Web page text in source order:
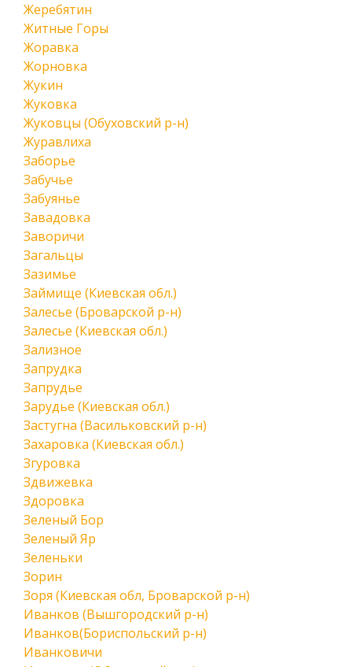
Жеребятин
Житные Горы
Жоравка
Жорновка
Жукин
Жуковка
Жуковцы (Обуховский р-н)
Журавлиха
Заборье
Забучье
Забуянье
Завадовка
Заворичи
Загальцы
Зазимье
Займище (Киевская обл.)
Залесье (Броварской р-н)
Залесье (Киевская обл.)
Зализное
Запрудка
Запрудье
Зарудье (Киевская обл.)
Застугна (Васильковский р-н)
Захаровка (Киевская обл.)
Згуровка
Здвижевка
Здоровка
Зеленый Бор
Зеленый Яр
Зеленьки
Зорин
Зоря (Киевская обл, Броварской р-н)
Иванков (Вышгородский р-н)
Иванков(Бориспольский р-н)
Иванковичи